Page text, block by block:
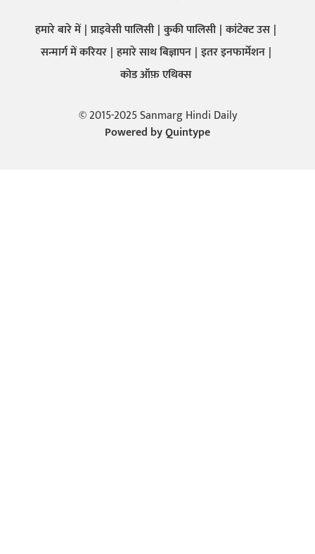
हमारे बारे में प्राइवेसी पालिसी कुकी पालिसी कांटेक्ट उस
सन्मार्ग में करियर हमारे साथ बिज्ञापन इतर इनफार्मेशन
कोड ऑफ़ एथिक्स
© 2015-2025 Sanmarg Hindi Daily
Powered byQuintype